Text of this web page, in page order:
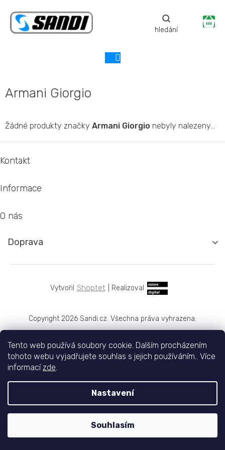
Tento web používá soubory cookie. Dalším procházením
tohoto webu vyjadřujete souhlas s jejich používáním.. Více
informacízde.
Nastavení
Souhlasím
obsah
Armani Giorgio
Žádné produkty značky Armani Giorgio nebyly nalezeny...
á
t
Kontakt
Informace
O nás
Doprava
Shoptet Realizoval
Copyright 2026 Sandi.cz. Všechna práva vyhrazena.